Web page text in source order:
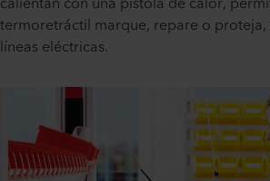
termoretráctil marque, repare o proteja,
líneas eléctricas.